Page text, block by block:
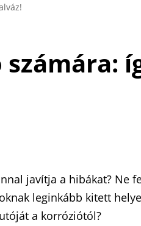
javítja a hibákat? Ne
leginkább kitett
a korróziótól?